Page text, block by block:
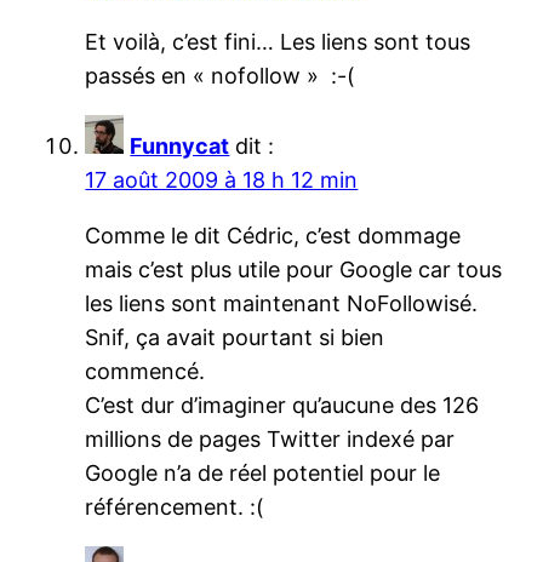
Et voilà, c’est fini… Les liens sont tous
passés en « nofollow » :-(
Funnycat dit :
17 août 2009 à 18 h 12 min
Comme le dit Cédric, c’est dommage
mais c’est plus utile pour Google car tous
les liens sont maintenant NoFollowisé.
Snif, ça avait pourtant si bien
commencé.
C’est dur d’imaginer qu’aucune des 126
millions de pages Twitter indexé par
Google n’a de réel potentiel pour le
référencement. :(